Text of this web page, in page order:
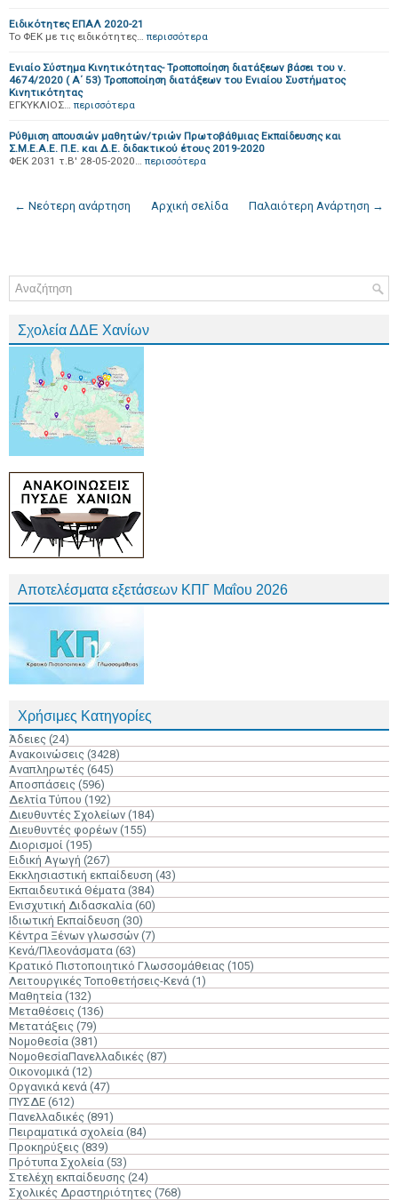
Ειδικότητες ΕΠΑΛ 2020-21
Το ΦΕΚ με τις ειδικότητες… περισσότερα
Ενιαίο Σύστημα Κινητικότητας- Τροποποίηση διατάξεων βάσει του ν.
4674/2020 ( Α΄ 53) Τροποποίηση διατάξεων του Ενιαίου Συστήματος
Κινητικότητας
ΕΓΚΥΚΛΙΟΣ… περισσότερα
Ρύθμιση απουσιών μαθητών/τριών Πρωτοβάθμιας Εκπαίδευσης και
Σ.Μ.Ε.Α.Ε. Π.Ε. και Δ.Ε. διδακτικού έτους 2019-2020
ΦΕΚ 2031 τ.Β' 28-05-2020… περισσότερα
← Νεότερη ανάρτηση Παλαιότερη Ανάρτηση →
Αρχική σελίδα
Σχολεία ΔΔΕ Χανίων
Αποτελέσματα εξετάσεων ΚΠΓ Μαΐου 2026
Χρήσιμες Κατηγορίες
Άδειες (24)
Ανακοινώσεις (3428)
Αναπληρωτές (645)
Αποσπάσεις (596)
Δελτία Τύπου (192)
Διευθυντές Σχολείων (184)
Διευθυντές φορέων (155)
Διορισμοί (195)
Ειδική Αγωγή (267)
Εκκλησιαστική εκπαίδευση (43)
Εκπαιδευτικά Θέματα (384)
Ενισχυτική Διδασκαλία (60)
Ιδιωτική Εκπαίδευση (30)
Κέντρα Ξένων γλωσσών (7)
Κενά/Πλεονάσματα (63)
Κρατικό Πιστοποιητικό Γλωσσομάθειας (105)
Λειτουργικές Τοποθετήσεις-Κενά (1)
Μαθητεία (132)
Μεταθέσεις (136)
Μετατάξεις (79)
Νομοθεσία (381)
ΝομοθεσίαΠανελλαδικές (87)
Οικονομικά (12)
Οργανικά κενά (47)
ΠΥΣΔΕ (612)
Πανελλαδικές (891)
Πειραματικά σχολεία (84)
Προκηρύξεις (839)
Πρότυπα Σχολεία (53)
Στελέχη εκπαίδευσης (24)
Σχολικές Δραστηριότητες (768)